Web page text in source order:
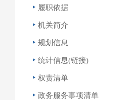
履职依据
机关简介
规划信息
统计信息(链接)
权责清单
政务服务事项清单